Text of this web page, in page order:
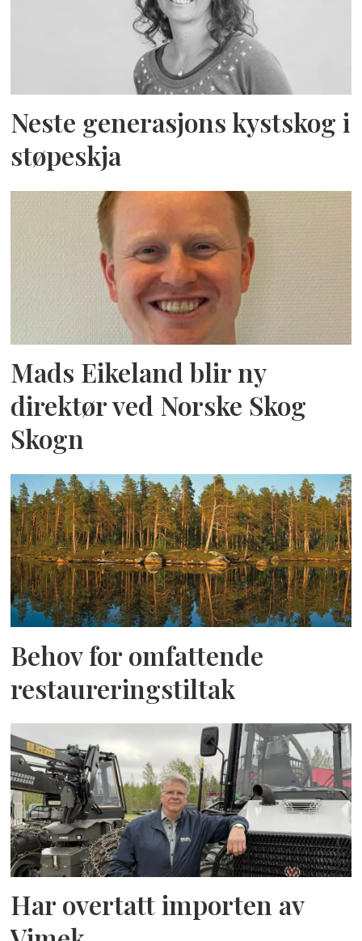
Neste generasjons kystskog i
støpeskja
Mads Eikeland blir ny
direktør ved Norske Skog
Skogn
Behov for omfattende
restaureringstiltak
Har overtatt importen av